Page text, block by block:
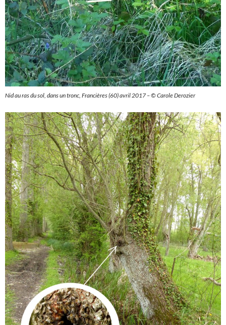
Nid au ras du sol, dans un tronc, Francières (60) avril 2017 – ©Carole Derozier